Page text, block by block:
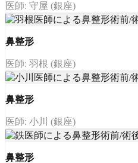
医師: 守屋 (銀座)
鼻整形
医師: 羽根 (銀座)
鼻整形
医師: 小川 (銀座)
鼻整形